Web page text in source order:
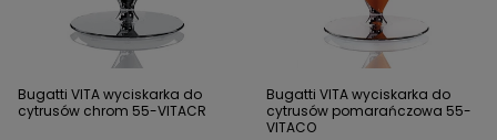
Bugatti VITA wyciskarka do
cytrusów chrom 55-VITACR
Bugatti VITA wyciskarka do
cytrusów pomarańczowa 55-
VITACO